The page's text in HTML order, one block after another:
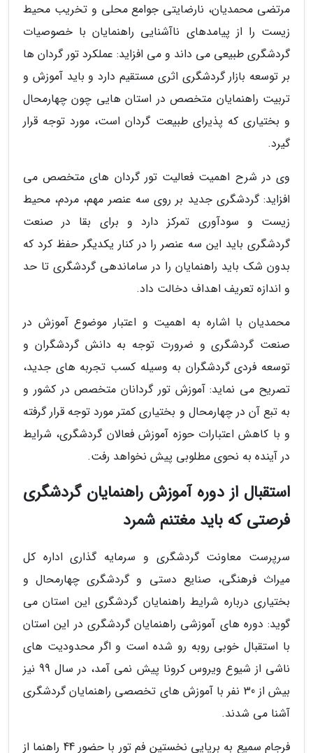
مرتضی محمدیان، نارضایتی جوامع محلی و تخریب محیط
زیست را از پیامدهای ناآشنایی راهنمایان با خصوصیات
گردشگری طبیعی می داند و می افزاید: عملکرد تور گردان ها
بر توسعه بازار گردشگری اثری مستقیم دارد و باید آموزش و
تربیت راهنمایان متخصص در استان هایی چون چهارمحال
و بختیاری که پذیرای طبیعت گردان است، مورد توجه قرار
گیرد.
وی در شرح اهمیت فعالیت تور گردان های متخصص می
افزاید: گردشگری جدید بر روی سه عنصر مهم، مردم، محیط
زیست و سودآوری تمرکز دارد و برای بقا در صنعت
گردشگری باید این سه عنصر را در کنار یکدیگر حفظ کرد که
بدون شک باید راهنمایان را در ساماندهی گردشگری تا حد
و اندازه تعریف اهداف دخالت داد.
محمدیان با اشاره به اهمیت و اعتبار موضوع آموزش در
صنعت گردشگری و ضرورت توجه به دانش گردشگران و
توسعه فردی گردشگران به وسیله کسب تجربه های جدید،
تصریح می نماید: آموزش تور گردانان متخصص در کشور و
به تبع آن در چهارمحال و بختیاری کمتر مورد توجه قرار گرفته
و با کاهش اعتبارات حوزه آموزش فعالان گردشگری، شرایط
در آینده به نحوی مطلوبی پیش نخواهد رفت.
استقبال از دوره آموزش راهنمایان گردشگری
فرصتی که باید مغتنم شمرد
سرپرست معاونت گردشگری و سرمایه گذاری اداره کل
میراث فرهنگی، صنایع دستی و گردشگری چهارمحال و
بختیاری درباره شرایط راهنمایان گردشگری این استان می
گوید: دوره های آموزشی راهنمایان گردشگری در این استان
با استقبال خوبی روبه رو شده است و اگر محدودیت های
ناشی از شیوع ویروس کرونا پیش نمی آمد، در سال 99 نیز
بیش از 30 نفر با آموزش های تخصصی راهنمایان گردشگری
آشنا می شدند.
فرجام سمیع به برپایی نخستین فم تور با حضور 44 راهنما از